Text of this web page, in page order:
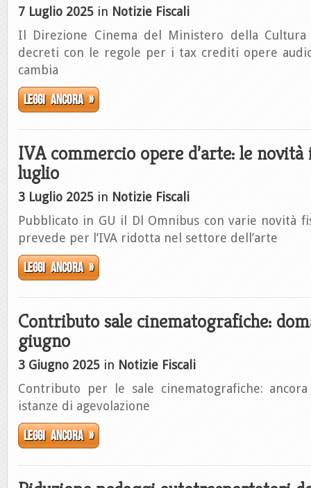
7 Luglio 2025 in Notizie Fiscali
Il Direzione Cinema del Ministero della
decreti con le regole per i tax crediti opere
cambia
Leggi ancora »
IVA commercio opere d’arte: le novità
luglio
3 Luglio 2025 in Notizie Fiscali
Pubblicato in GU il Dl Omnibus con varie novità
prevede per l’IVA ridotta nel settore dell’arte
Leggi ancora »
Contributo sale cinematografiche:
giugno
3 Giugno 2025 in Notizie Fiscali
Contributo per le sale cinematografiche:
istanze di agevolazione
Leggi ancora »